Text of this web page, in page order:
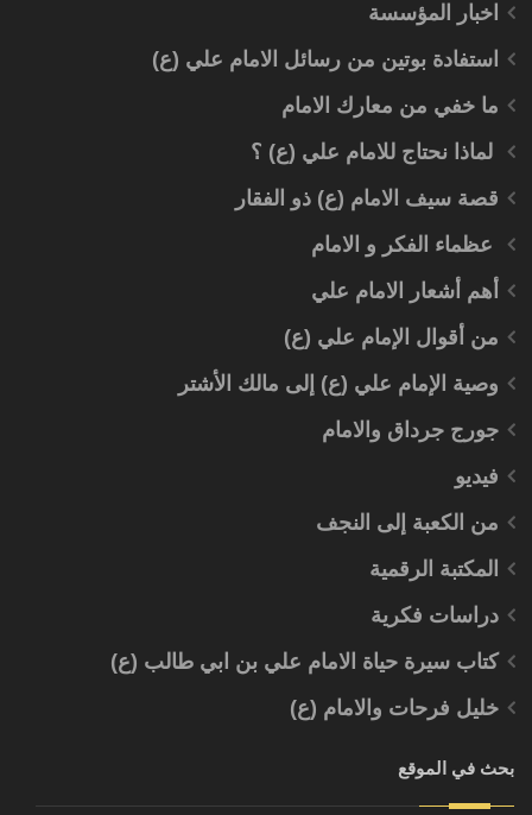
اخبار المؤسسة
استفادة بوتين من رسائل الامام علي (ع)
ما خفي من معارك الامام
لماذا نحتاج للامام علي (ع) ؟
قصة سيف الامام (ع) ذو الفقار
عظماء الفكر و الامام
أهم أشعار الامام علي
من أقوال الإمام علي (ع)
وصية الإمام علي (ع) إلى مالك الأشتر
جورج جرداق والامام
فيديو
من الكعبة إلى النجف
المكتبة الرقمية
دراسات فكرية
كتاب سيرة حياة الامام علي بن ابي طالب (ع)
خليل فرحات والامام (ع)
بحث في الموقع